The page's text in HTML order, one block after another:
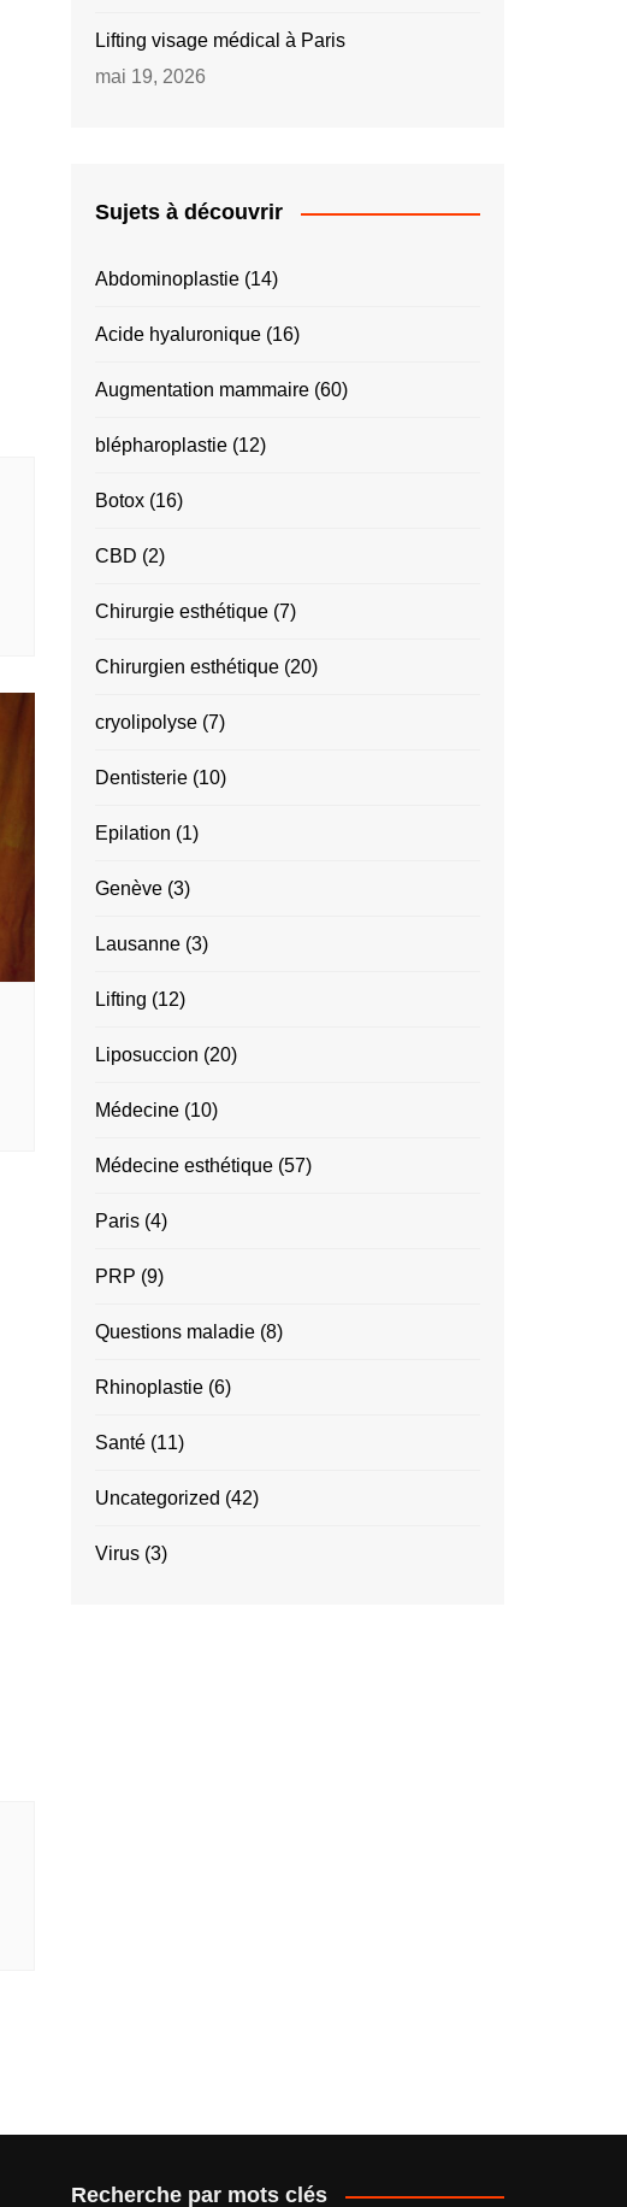
Lifting visage médical à Paris
mai 19, 2026
Sujets à découvrir
Abdominoplastie (14)
Acide hyaluronique (16)
Augmentation mammaire (60)
blépharoplastie (12)
Botox (16)
CBD (2)
Chirurgie esthétique (7)
Chirurgien esthétique (20)
cryolipolyse (7)
Dentisterie (10)
Epilation (1)
Genève (3)
Lausanne (3)
Lifting (12)
Liposuccion (20)
Médecine (10)
Médecine esthétique (57)
Paris (4)
PRP (9)
Questions maladie (8)
Rhinoplastie (6)
Santé (11)
Uncategorized (42)
Virus (3)
Recherche par mots clés